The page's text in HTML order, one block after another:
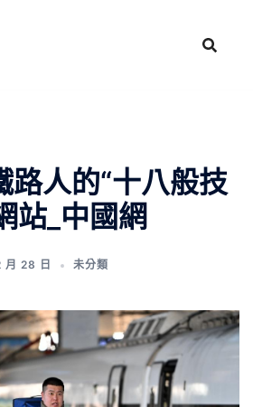
路人的“十八般技
站_中國網
28 日 未分類